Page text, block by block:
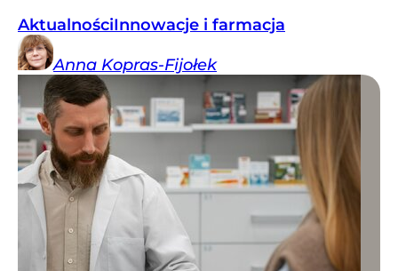
AktualnościInnowacje i farmacja
Anna Kopras-Fijołek